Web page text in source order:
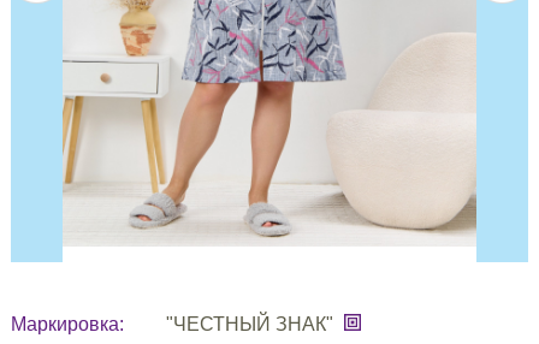
Маркировка:
"ЧЕСТНЫЙ ЗНАК"